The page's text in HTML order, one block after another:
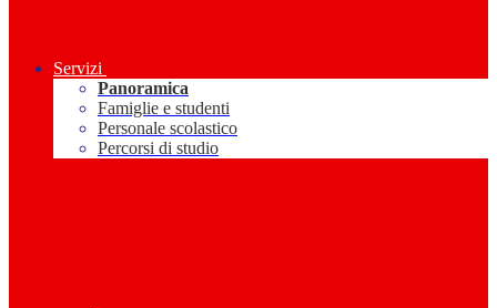
Servizi
Panoramica
Famiglie e studenti
Personale scolastico
Percorsi di studio